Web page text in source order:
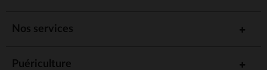
Nos services
Puériculture